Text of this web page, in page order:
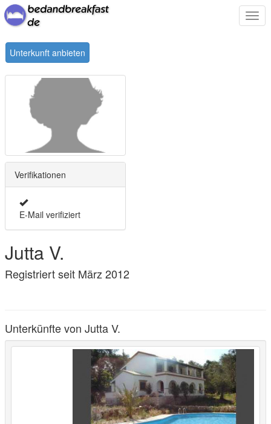
Unterkunft anbieten
Verifikationen
E-Mail verifiziert
Jutta V.
Registriert seit März 2012
Unterkünfte von Jutta V.